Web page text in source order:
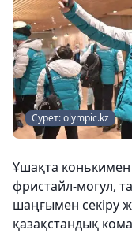
Сурет: olympic.kz
Ұшақта конькимен
фристайл-могул,
шаңғымен секіру
қазақстандық